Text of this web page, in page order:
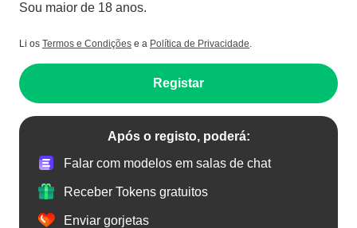
Sou maior de 18 anos.
Li os Termos e Condições e a Política de Privacidade.
Registar
Após o registo, poderá:
Falar com modelos em salas de chat
Receber Tokens gratuitos
Enviar gorjetas